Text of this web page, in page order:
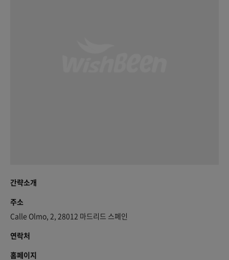
간략소개
주소
Calle Olmo, 2, 28012 마드리드 스페인
연락처
홈페이지